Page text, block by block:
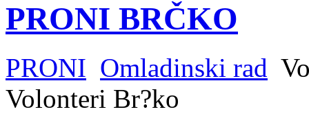
PRONI BRČKO
PRONI Omladinski rad
Volonteri Br?ko